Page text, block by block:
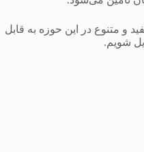
و متنوع در این حوزه به قابل
شویم.